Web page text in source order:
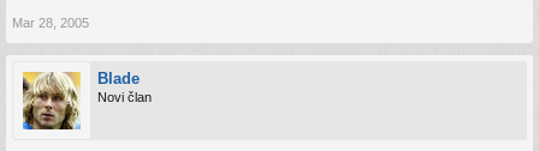
Mar 28, 2005
Blade
Novi član